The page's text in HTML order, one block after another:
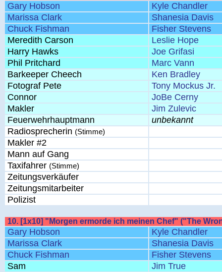
Gary Hobson
Kyle Chandler
Marissa Clark
Shanesia Davis
Chuck Fishman
Fisher Stevens
Meredith Carson
Leslie Hope
Harry Hawks
Joe Grifasi
Phil Pritchard
Marc Vann
Barkeeper Cheech
Ken Bradley
Fotograf Pete
Tony Mockus Jr.
Connor
JoBe Cerny
Makler
Jim Zulevic
Feuerwehrhauptmann
unbekannt
Radiosprecherin (Stimme)
Makler #2
Mann auf Gang
Taxifahrer (Stimme)
Zeitungsverkäufer
Zeitungsmitarbeiter
Polizist
10. [1x10] "Morgen ermorde ich meinen Chef" ("The
Gary Hobson
Kyle Chandler
Marissa Clark
Shanesia Davis
Chuck Fishman
Fisher Stevens
Sam
Jim True